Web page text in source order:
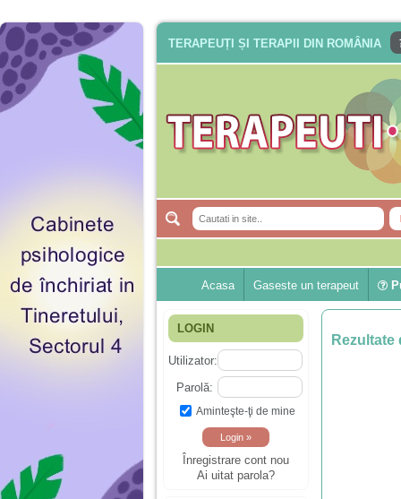
TERAPEUȚI ȘI TERAPII DIN ROMÂNIA
Acasa Gaseste un terapeut
LOGIN
Utilizator:
Parolă:
Aminteşte-ţi de mine
Înregistrare cont nou
Ai uitat parola?
Rezultate